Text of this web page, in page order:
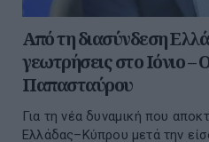
Από τη διασύνδεση
γεωτρήσεις στο Ιόνιο –
Παπασταύρου
Για τη νέα δυναμική που
Ελλάδας–Κύπρου μετά την